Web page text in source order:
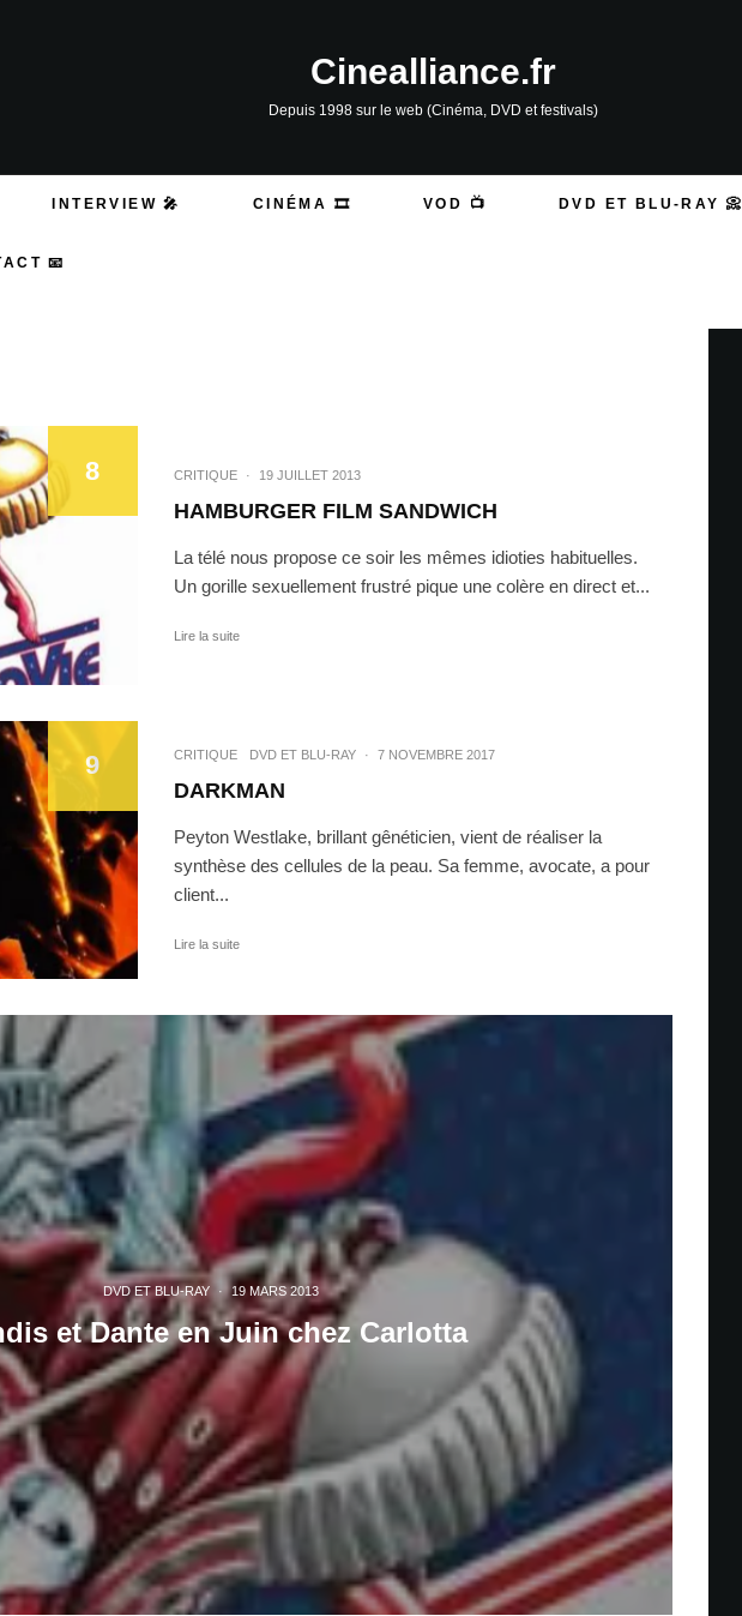
Cinealliance.fr
Depuis 1998 sur le web (Cinéma, DVD et festivals)
INTERVIEW 🎤 CINÉMA 🎞️ VOD 📺 DVD ET BLU-RAY 📀
📧
8 CRITIQUE · 19 JUILLET 2013
HAMBURGER FILM SANDWICH
La télé nous propose ce soir les mêmes idioties habituelles.
Un gorille sexuellement frustré pique une colère en direct et...
Lire la suite
9 CRITIQUE DVD ET BLU-RAY · 7 NOVEMBRE 2017
DARKMAN
Peyton Westlake, brillant gênéticien, vient de réaliser la
synthèse des cellules de la peau. Sa femme, avocate, a pour
client...
Lire la suite
DVD ET BLU-RAY · 19 MARS 2013
et Dante en Juin chez Carlotta